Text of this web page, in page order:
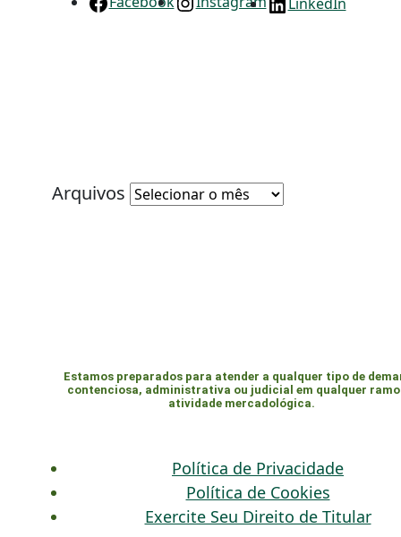
Arquivos
Estamos preparados para atender a qualquer tipo de
contenciosa, administrativa ou judicial em qualquer ramo
atividade mercadológica.
Política de Privacidade
Política de Cookies
Exercite Seu Direito de Titular